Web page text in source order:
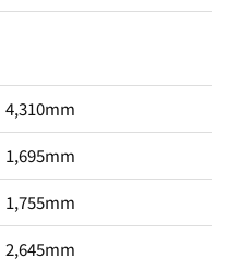
4,310mm
1,695mm
1,755mm
2,645mm